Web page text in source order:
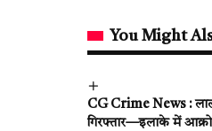
You Might
CG Crime News :
गिरफ्तार—इलाके में